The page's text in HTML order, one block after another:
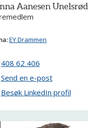
Aanesen Unelsrød
EY Drammen
408 62 406
Send en e-post
Besøk LinkedIn profil